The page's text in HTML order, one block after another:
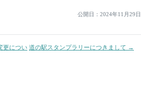
公開日： 2024年11月29日
更につい 道の駅スタンプラリーにつきまして →